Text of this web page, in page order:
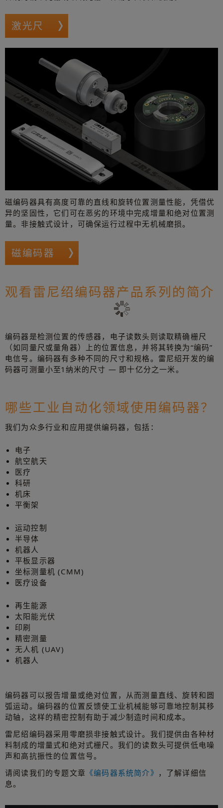
激光尺
磁编码器具有高度可靠的直线和旋转位置测量性能，凭借优
异的坚固性，它们可在恶劣的环境中完成增量和绝对位置测
量。非接触式设计，可确保运行过程中无机械磨损。
磁编码器
观看雷尼绍编码器产品系列的简介
编码器是检测位置的传感器，电子读数头则读取精确栅尺
（如同量尺或量角器）上的位置信息，并将其转换为“编码”
电信号。编码器有多种不同的尺寸和规格。雷尼绍开发的编
码器可测量小至1纳米的尺寸 — 即十亿分之一米。
哪些工业自动化领域使用编码器？
我们为众多行业和应用提供编码器，包括：
电子
航空航天
医疗
科研
机床
平衡架
运动控制
半导体
机器人
平板显示器
坐标测量机 (CMM)
医疗设备
再生能源
太阳能光伏
印刷
精密测量
无人机 (UAV)
机器人
编码器可以报告增量或绝对位置，从而测量直线、旋转和圆
弧运动。编码器的位置反馈使工业机械能够可靠地控制其移
动轴，这样的精密控制有助于减少制造时间和成本。
雷尼绍编码器采用零磨损非接触式设计。我们提供由各种材
料制成的增量式和绝对式栅尺。我们的读数头可提供低电噪
声和高抗振性的位置信号。
请阅读我们的专题文章 《编码器系统简介》 ，了解详细信
息。